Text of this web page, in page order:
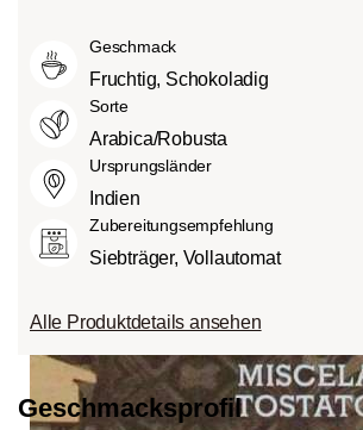
sauer als helle Röstungen, mit
ausgewogenem Geschmack und vollem
Körper.
Dunkle Röstung (French-/Italian):
Schokoladig süßer Körper mit
ausgeprägten Röstaromen und
Bitterstoffen bei geringem Säureanteil.
verschiedenen Faktoren wie der
Bohnensorte, Anbauhöhe, Herkunft und
besonders der Röstung ab.
Geschmack
Fruchtig, Schokoladig
Sorte
Arabica/Robusta
Ursprungsländer
Indien
Zubereitungsempfehlung
Siebträger, Vollautomat
Alle Produktdetails ansehen
Geschmacksprofil